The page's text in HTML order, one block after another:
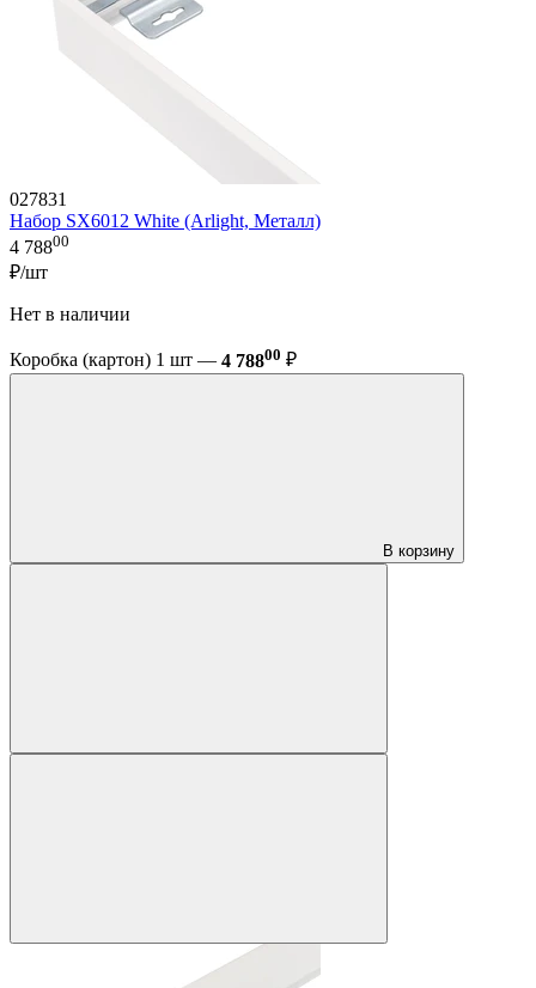
027831
Набор SX6012 White (Arlight, Металл)
4 78800
₽/шт
Нет в наличии
Коробка (картон) 1 шт — 4 78800 ₽
В корзину